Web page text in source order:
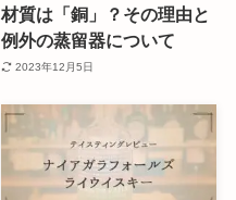
材質は「銅」？その理由と
例外の蒸留器について
2023年12月5日